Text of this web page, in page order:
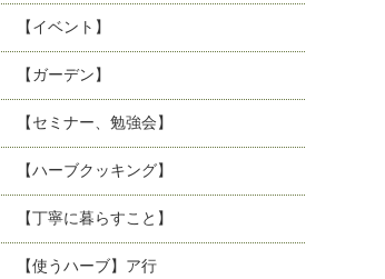
【イベント】
【ガーデン】
【セミナー、勉強会】
【ハーブクッキング】
【丁寧に暮らすこと】
【使うハーブ】ア行